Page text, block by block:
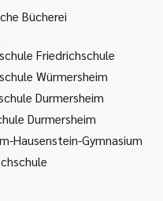
Bücherei
Friedrichschule
Würmersheim
Durmersheim
Durmersheim
Hausenstein-Gymnasium